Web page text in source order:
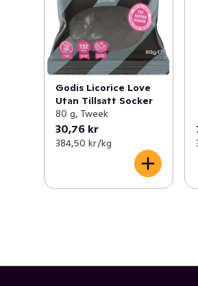
Godis Licorice Love
Utan Tillsatt Socker
80 g, Tweek
30,76 kr
384,50 kr /kg